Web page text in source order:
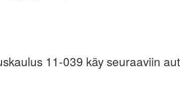
11-039 käy seuraaviin